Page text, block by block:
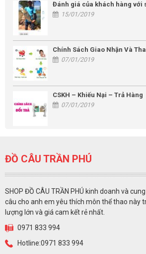
Đánh giá của khách hàng với
15/01/2019
Chính Sách Giao Nhận Và
07/01/2019
CSKH – Khiếu Nại – Trả Hàng
07/01/2019
ĐỒ CÂU TRẦN PHÚ
SHOP ĐỒ CÂU TRẦN PHÚ kinh doanh và
câu cho anh em yêu thích môn thể thao này
lượng lớn và giá cam kết rẻ nhất.
0971 833 994
Hotline:0971 833 994